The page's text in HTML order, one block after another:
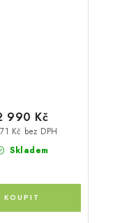
Skladem
Kč bez DPH
990 Kč